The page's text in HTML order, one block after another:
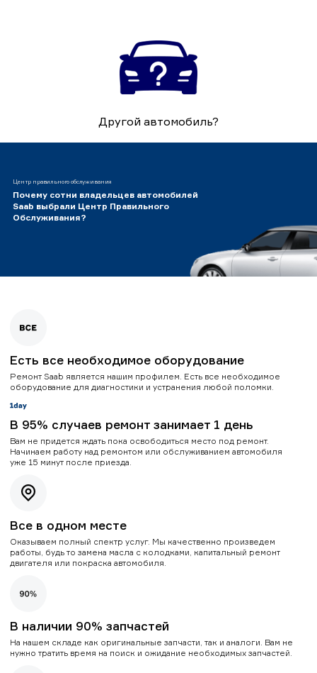
Другой автомобиль?
Центр правильного обслуживания
Почему сотни владельцев автомобилей
Saab выбрали Центр Правильного
Обслуживания?
Есть все необходимое оборудование
Ремонт Saab является нашим профилем. Есть все необходимое
оборудование для диагностики и устранения любой поломки.
В 95% случаев ремонт занимает 1 день
Вам не придется ждать пока освободиться место под ремонт.
Начинаем работу над ремонтом или обслуживанием автомобиля
уже 15 минут после приезда.
Все в одном месте
Оказываем полный спектр услуг. Мы качественно произведем
работы, будь то замена масла с колодками, капитальный ремонт
двигателя или покраска автомобиля.
В наличии 90% запчастей
На нашем складе как оригинальные запчасти, так и аналоги. Вам не
нужно тратить время на поиск и ожидание необходимых запчастей.